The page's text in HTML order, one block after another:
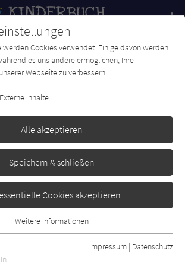
Forum Charts Newsletter
anzeigen
werden Cookies verwendet. Einige davon werden
es uns andere ermöglichen, Ihre
Webseite zu verbessern.
Externe Inhalte
Alle akzeptieren
Speichern & schließen
Cookies akzeptieren
werden für grundlegende Funktionen der
ist gewährleistet, dass die Webseite
Weitere Informationen
Impressum | Datenschutz